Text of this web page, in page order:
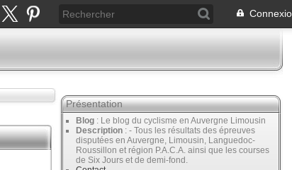
Présentation
Blog : Le blog du cyclisme en Auvergne Limousin
Description : - Tous les résultats des épreuves
disputées en Auvergne, Limousin, Languedoc-
Roussillon et région P.A.C.A. ainsi que les courses
de Six Jours et de demi-fond.